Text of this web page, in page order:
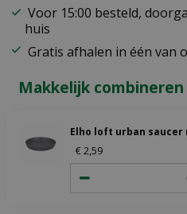
Voor 15:00 besteld,
huis
Gratis afhalen in één van
Makkelijk combineren
Elho loft urban
€ 2 59